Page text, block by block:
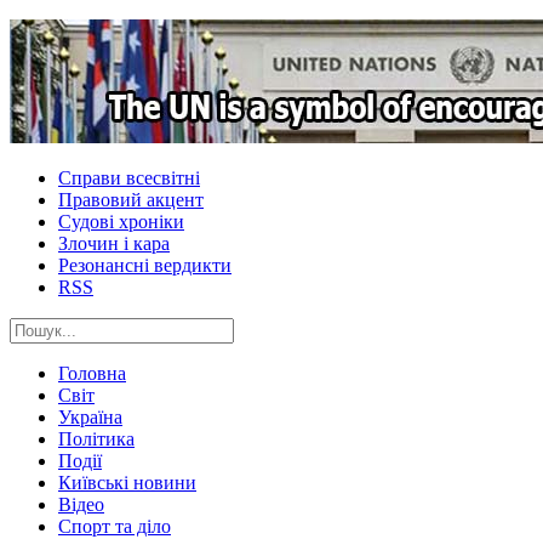
Справи всесвітні
Правовий акцент
Судові хроніки
Злочин і кара
Резонансні вердикти
RSS
Головна
Світ
Україна
Політика
Події
Київські новини
Відео
Спорт та діло